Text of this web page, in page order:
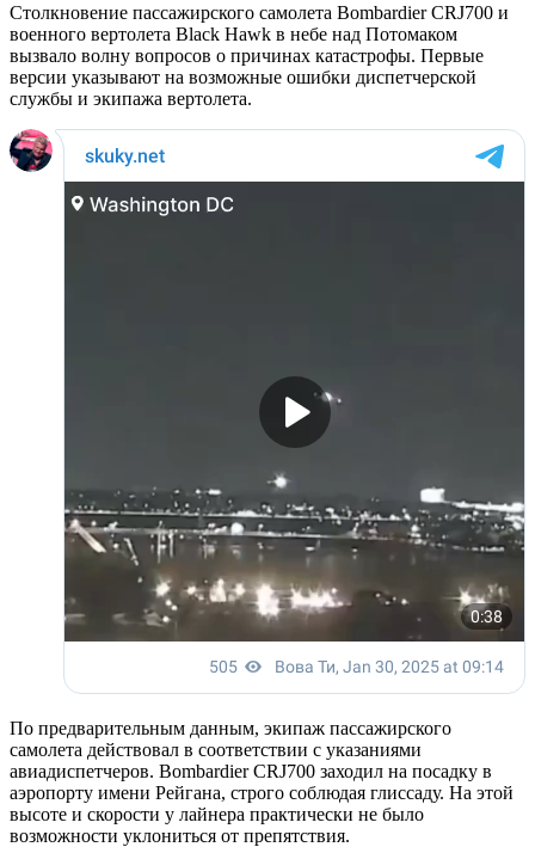
Столкновение пассажирского самолета Bombardier CRJ700 и
военного вертолета Black Hawk в небе над Потомаком
вызвало волну вопросов о причинах катастрофы. Первые
версии указывают на возможные ошибки диспетчерской
службы и экипажа вертолета.
По предварительным данным, экипаж пассажирского
самолета действовал в соответствии с указаниями
авиадиспетчеров. Bombardier CRJ700 заходил на посадку в
аэропорту имени Рейгана, строго соблюдая глиссаду. На этой
высоте и скорости у лайнера практически не было
возможности уклониться от препятствия.